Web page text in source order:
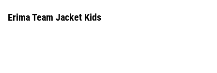
Erima Team Jacket Kids